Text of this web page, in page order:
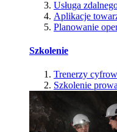
Usługa
Aplikacje
Planowanie
Szkolenie
Trenerzy
Szkolenie